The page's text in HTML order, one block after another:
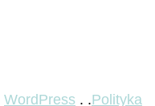
WordPress . .Polityka